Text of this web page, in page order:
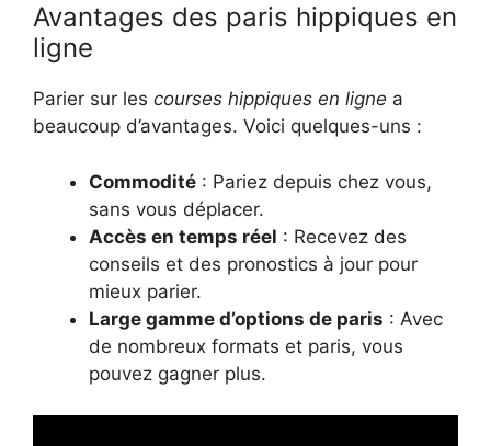
Avantages des paris hippiques en
ligne
Parier sur les courses hippiques en ligne a
beaucoup d’avantages. Voici quelques-uns :
Commodité : Pariez depuis chez vous,
sans vous déplacer.
Accès en temps réel : Recevez des
conseils et des pronostics à jour pour
mieux parier.
Large gamme d’options de paris : Avec
de nombreux formats et paris, vous
pouvez gagner plus.